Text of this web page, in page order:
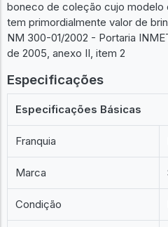
boneco de coleção cujo modelo
tem primordialmente valor de
NM 300-01/2002 - Portaria
de 2005, anexo II, item 2
Especificações
Especificações Básicas
Franquia
Marca
Condição